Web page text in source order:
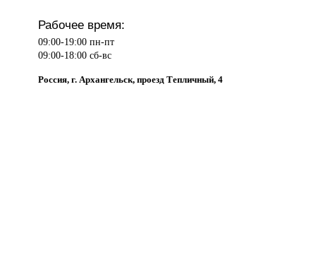
Рабочее время:
09:00-19:00 пн-пт
09:00-18:00 сб-вс
Россия, г. Архангельск, проезд Тепличный, 4